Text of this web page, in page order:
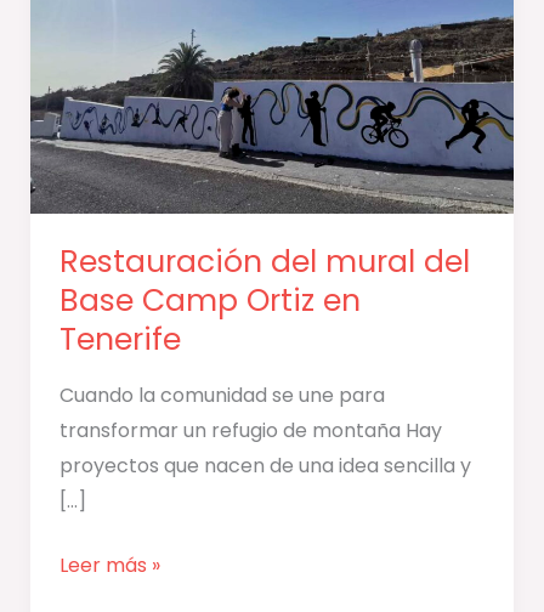
Restauración del mural del
Base Camp Ortiz en
Tenerife
Cuando la comunidad se une para
transformar un refugio de montaña Hay
proyectos que nacen de una idea sencilla y
[…]
Ortiz
en
Tenerife
Leer más »